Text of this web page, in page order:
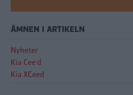
ÄMNEN I ARTIKELN
Nyheter
Kia Cee'd
Kia XCeed